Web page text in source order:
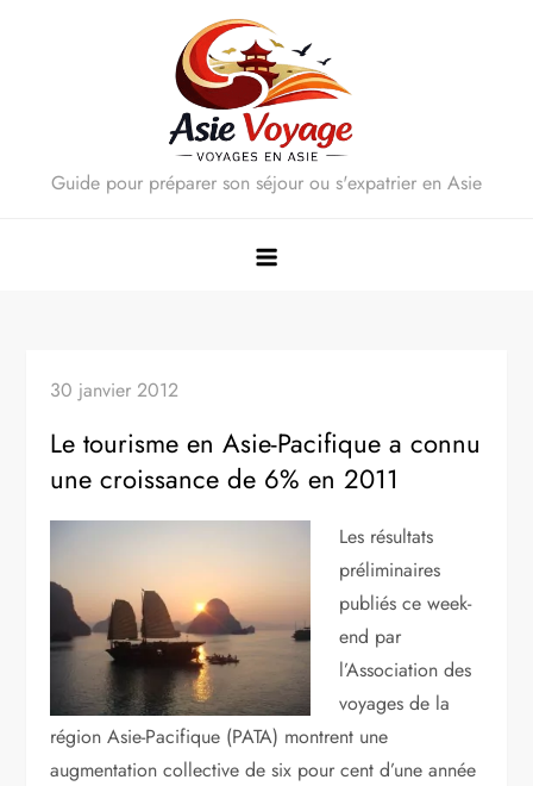
Guide pour préparer son séjour ou s'expatrier en Asie
30 janvier 2012
Le tourisme en Asie-Pacifique a connu
une croissance de 6% en 2011
Les résultats
préliminaires
publiés ce week-
end par
l’Association des
voyages de la
région Asie-Pacifique (PATA) montrent une
augmentation collective de six pour cent d’une année